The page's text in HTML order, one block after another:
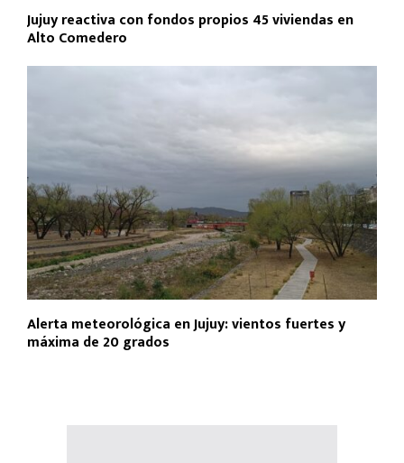
Jujuy reactiva con fondos propios 45 viviendas en
Alto Comedero
Alerta meteorológica en Jujuy: vientos fuertes y
máxima de 20 grados